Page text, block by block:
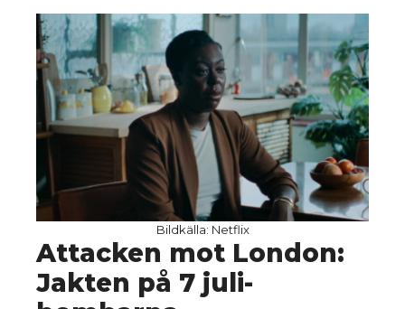
Bildkälla: Netflix
Attacken mot London:
Jakten på 7 juli-